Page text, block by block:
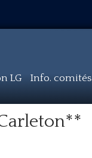
LG Info. comités